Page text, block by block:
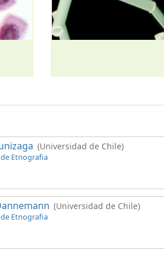
(Universidad de Chile)
Etnografia
(Universidad de Chile)
Etnografia